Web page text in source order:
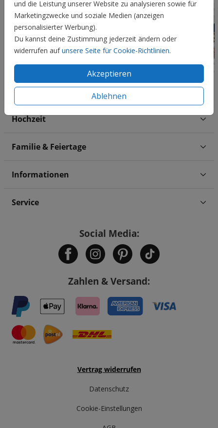
und die Leistung unserer Website zu analysieren sowie für
Marketingzwecke und soziale Medien (anzeigen
personalisierter Werbung).
Du kannst deine Zustimmung jederzeit ändern oder
widerrufen aufunsere Seite für Cookie-Richtlinien.
Akzeptieren
Ablehnen
Hochzeit
Familie & Feiertage
Informationen
Service
Social Media:
Zahlen & Versand:
Vertrag widerrufen
Datenschutz
Cookie-Einstellungen